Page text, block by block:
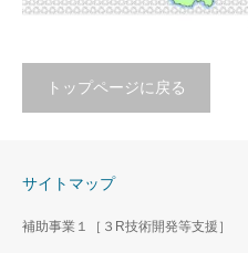
市 産業廃棄物 中間処理業
者一覧
トップページに戻る
サイトマップ
補助事業１［３R技術開発等支援］